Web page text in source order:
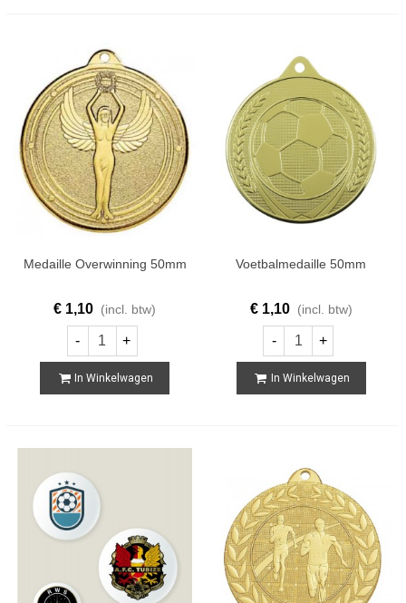
Medaille Overwinning 50mm
€ 1,10 (incl. btw)
- +
In Winkelwagen
Voetbalmedaille 50mm
€ 1,10 (incl. btw)
- +
In Winkelwagen